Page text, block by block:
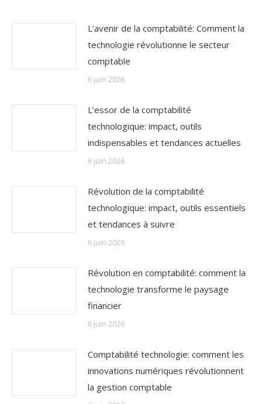
L’avenir de la comptabilité: Comment la
technologie révolutionne le secteur
comptable
6 juin 2026
L’essor de la comptabilité
technologique: impact, outils
indispensables et tendances actuelles
6 juin 2026
Révolution de la comptabilité
technologique: impact, outils essentiels
et tendances à suivre
6 juin 2026
Révolution en comptabilité: comment la
technologie transforme le paysage
financier
6 juin 2026
Comptabilité technologie: comment les
innovations numériques révolutionnent
la gestion comptable